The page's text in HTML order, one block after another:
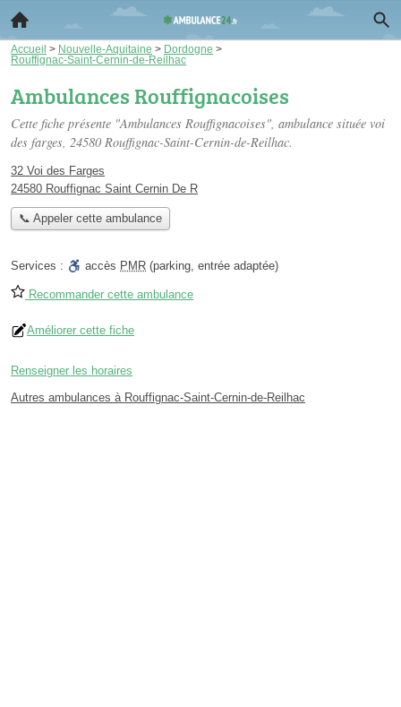
Accueil > Nouvelle-Aquitaine > Dordogne >
Rouffignac-Saint-Cernin-de-Reilhac
Ambulances Rouffignacoises
Cette fiche présente "Ambulances Rouffignacoises", ambulance située voi
des farges, 24580 Rouffignac-Saint-Cernin-de-Reilhac.
32 Voi des Farges
24580 Rouffignac Saint Cernin De R
📞 Appeler cette ambulance
Services : accès PMR (parking, entrée adaptée)
Recommander cette ambulance
Améliorer cette fiche
Renseigner les horaires
Autres ambulances à Rouffignac-Saint-Cernin-de-Reilhac